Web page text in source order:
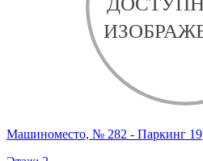
Машиноместо, № 282 - Паркинг 19